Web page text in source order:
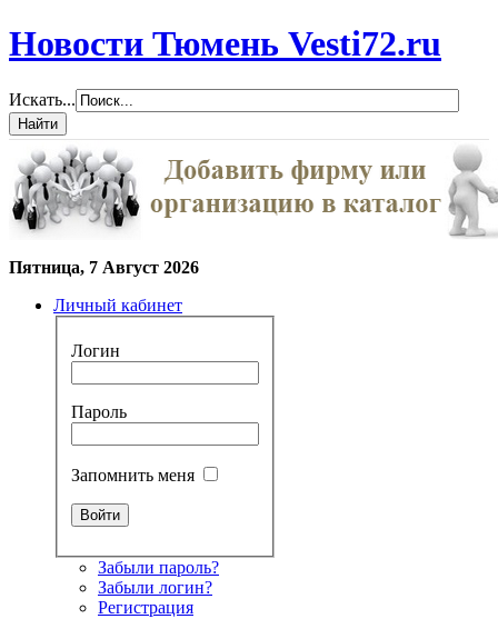
Новости Тюмень Vesti72.ru
Искать...
Пятница, 7 Август 2026
Личный кабинет
Логин
Пароль
Запомнить меня
Забыли пароль?
Забыли логин?
Регистрация